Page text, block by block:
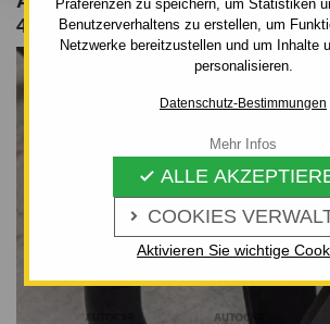
Präferenzen zu speichern, um Statistiken
Benutzerverhaltens zu erstellen, um
Netzwerke bereitzustellen und um Inhalte
personalisieren.
Datenschutz-Bestimmungen
 COOKIES
 ALLE
Aktivieren Sie wichtige
Mehr Infos
4 TÜR. - MANUALL–AHK